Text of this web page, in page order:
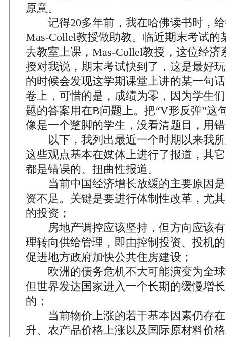
原意。
记得20多年前，我在哈佛读书时，给
Mas-Collel教授做助教。临近期末考试的
去教室上课，Mas-Collel教授，这位经济
授对我说，期末考试快到了，这是最好
的时候会发现这学期课堂上讲的某一句
卷上，可惜的是，成绩为零，因为学生
题的答案用在B问题上。把“V形反弹”这
像是一个蹩脚的学生，没看清题目，用
以下，我列出最近一个时期以来我所
这些观点基本在媒体上进行了报道，其
都是错误的、扭曲性报道。
当前中国经济增长放缓的主要原因是
资不足。关键是要进行体制性改革，尤
的投资；
房地产调控应该坚持，但方向应该有
理转向供给管理，即由控制投资、投机
促进地方政府加快公共住房建设；
欧洲的债务危机不大可能演变为全球
但世界发达国家进入一个长期的缓慢增
的；
当前物价上涨的若干基本因素仍存在
升、农产品价格上涨以及国际原材料价